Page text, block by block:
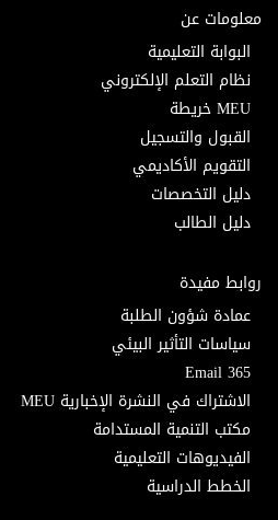
معلومات عن
البوابة التعليمية
نظام التعلم الإلكتروني
MEU خريطة
القبول والتسجيل
التقويم الأكاديمي
دليل التخصصات
دليل الطالب
روابط مفيدة
عمادة شؤون الطلبة
سياسات التأثير البيئي
Email 365
الاشتراك في النشرة الإخبارية MEU
مكتب التنمية المستدامة
الفيديوهات التعليمية
الخطط الدراسية